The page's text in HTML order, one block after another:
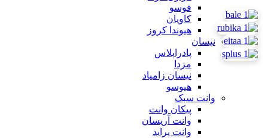
فوسو
کاویان
هیوندا کروز
نیسان
پادراپلاس
مزدا
نیسان زامیاد
هیوسو
وانت سبک
پیکان وانت
وانت آریسان
وانت پراید